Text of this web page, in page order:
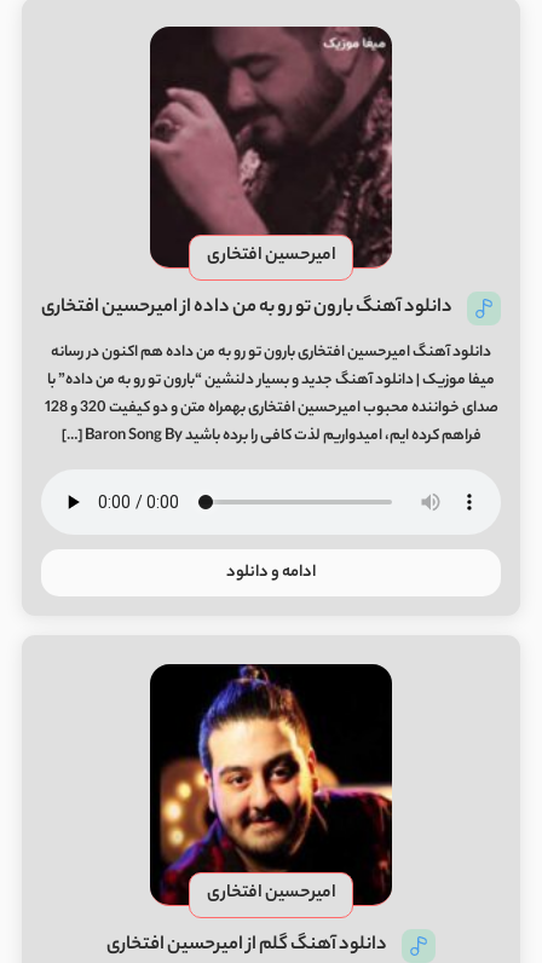
امیرحسین افتخاری
دانلود آهنگ بارون تو رو به من داده از امیرحسین افتخاری
دانلود آهنگ امیرحسین افتخاری بارون تو رو به من داده هم اکنون در رسانه
میفا موزیک | دانلود آهنگ جدید و بسیار دلنشین “بارون تو رو به من داده” با
صدای خواننده محبوب امیرحسین افتخاری بهمراه متن و دو کیفیت 320 و 128
فراهم کرده ایم، امیدواریم لذت کافی را برده باشید Baron Song By […]
ادامه و دانلود
امیرحسین افتخاری
دانلود آهنگ گلم از امیرحسین افتخاری